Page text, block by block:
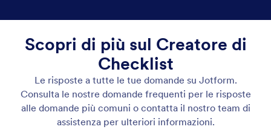
Scopri di più sul Creatore di
Checklist
Le risposte a tutte le tue domande su Jotform.
Consulta le nostre domande frequenti per le risposte
alle domande più comuni o contatta il nostro team di
assistenza per ulteriori informazioni.